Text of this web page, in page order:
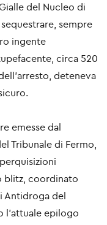
del Nucleo di
sempre
ingente
circa 520
deteneva
emesse dal
Tribunale di Fermo,
blitz, coordinato
Antidroga del
l’attuale epilogo